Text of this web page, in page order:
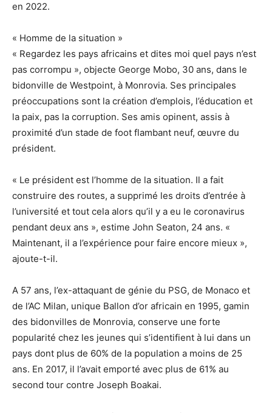
en 2022.
« Homme de la situation »
« Regardez les pays africains et dites moi quel pays n’est
pas corrompu », objecte George Mobo, 30 ans, dans le
bidonville de Westpoint, à Monrovia. Ses principales
préoccupations sont la création d’emplois, l’éducation et
la paix, pas la corruption. Ses amis opinent, assis à
proximité d’un stade de foot flambant neuf, œuvre du
président.
« Le président est l’homme de la situation. Il a fait
construire des routes, a supprimé les droits d’entrée à
l’université et tout cela alors qu’il y a eu le coronavirus
pendant deux ans », estime John Seaton, 24 ans. «
Maintenant, il a l’expérience pour faire encore mieux »,
ajoute-t-il.
A 57 ans, l’ex-attaquant de génie du PSG, de Monaco et
de l’AC Milan, unique Ballon d’or africain en 1995, gamin
des bidonvilles de Monrovia, conserve une forte
popularité chez les jeunes qui s’identifient à lui dans un
pays dont plus de 60% de la population a moins de 25
ans. En 2017, il l’avait emporté avec plus de 61% au
second tour contre Joseph Boakai.